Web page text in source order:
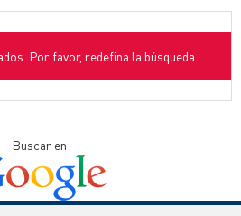
Por favor, redefina la búsqueda.
Buscar en